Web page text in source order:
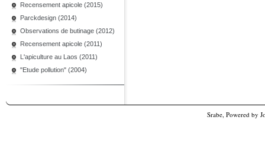
Recensement apicole (2015)
Parckdesign (2014)
Observations de butinage (2012)
Recensement apicole (2011)
L'apiculture au Laos (2011)
"Etude pollution" (2004)
Srabe, Powered by